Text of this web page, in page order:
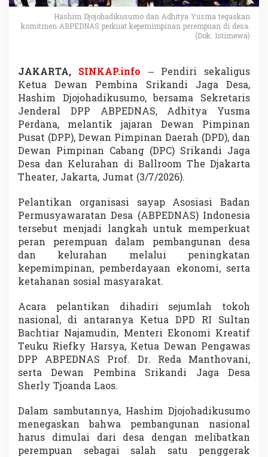
i
k
S
a
n
d
i
J
a
g
a
D
e
s
,
P
e
k
u
a
t
e
p
e
m
i
p
i
n
P
e
r
e
Hashim Djojohadikusumo dan Adhitya Yusma tegaskan
komitmen ABPEDNAS perkuat kepemimpinan perempuan di desa.
(Dok. Istimewa)
JAKARTA, SINKAP.info – Pendiri sekaligus
Ketua Dewan Pembina Srikandi Jaga Desa,
Hashim Djojohadikusumo, bersama Sekretaris
Jenderal DPP ABPEDNAS, Adhitya Yusma
Perdana, melantik jajaran Dewan Pimpinan
Pusat (DPP), Dewan Pimpinan Daerah (DPD), dan
Dewan Pimpinan Cabang (DPC) Srikandi Jaga
Desa dan Kelurahan di Ballroom The Djakarta
Theater, Jakarta, Jumat (3/7/2026).
Pelantikan organisasi sayap Asosiasi Badan
Permusyawaratan Desa (ABPEDNAS) Indonesia
tersebut menjadi langkah untuk memperkuat
peran perempuan dalam pembangunan desa
dan kelurahan melalui peningkatan
kepemimpinan, pemberdayaan ekonomi, serta
ketahanan sosial masyarakat.
Acara pelantikan dihadiri sejumlah tokoh
nasional, di antaranya Ketua DPD RI Sultan
Bachtiar Najamudin, Menteri Ekonomi Kreatif
Teuku Riefky Harsya, Ketua Dewan Pengawas
DPP ABPEDNAS Prof. Dr. Reda Manthovani,
serta Dewan Pembina Srikandi Jaga Desa
Sherly Tjoanda Laos.
Dalam sambutannya, Hashim Djojohadikusumo
menegaskan bahwa pembangunan nasional
harus dimulai dari desa dengan melibatkan
perempuan sebagai salah satu penggerak